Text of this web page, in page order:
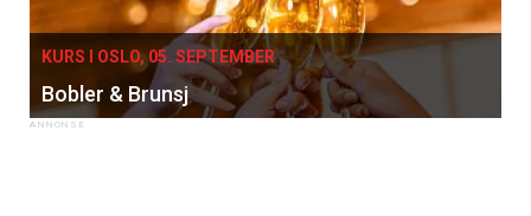
KURS I OSLO, 05. SEPTEMBER
Bobler & Brunsj